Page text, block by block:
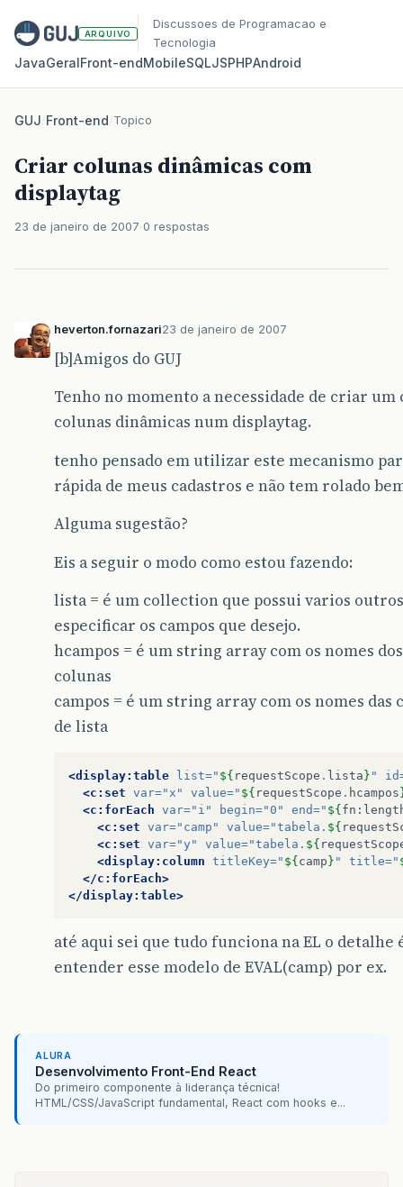
ARQUIVO
Discussoes de Programacao e
Tecnologia
JavaGeralFront‑endMobileSQLJSPHPAndroid
GUJ/Front-end/Topico
Criar colunas dinâmicas com
displaytag
23 de janeiro de 2007 0 respostas
heverton.fornazari23 de janeiro de 2007
[b]Amigos do GUJ
Tenho no momento a necessidade de criar um
colunas dinâmicas num displaytag.
tenho pensado em utilizar este mecanismo
rápida de meus cadastros e não tem rolado
Alguma sugestão?
Eis a seguir o modo como estou fazendo:
lista = é um collection que possui varios
especificar os campos que desejo.
hcampos = é um string array com os nomes
colunas
campos = é um string array com os nomes das
de lista
<display:table list=" ${ requestScope . lista} "
<c:set var="x" value=" ${ requestScope . hcampos
<c:forEach var="i" begin="0" end=" ${fn :
<c:set var="camp" value="tabela. ${
<c:set var="y" value="tabela. ${
<display:column titleKey=" ${camp} " title="
</c:forEach>
</display:table>
até aqui sei que tudo funciona na EL o detalhe
entender esse modelo de EVAL(camp) por ex.
ALURA
Desenvolvimento Front-End React
Do primeiro componente à liderança técnica!
HTML/CSS/JavaScript fundamental, React com hooks e...